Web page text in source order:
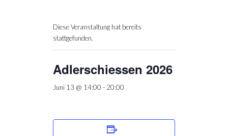
Diese Veranstaltung hat bereits
stattgefunden.
Adlerschiessen 2026
Juni 13 @ 14:00 - 20:00